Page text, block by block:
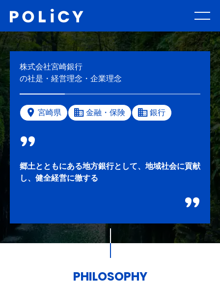
株式会社宮崎銀行
の社是・経営理念・企業理念
宮崎県 金融・保険 銀行
郷土とともにある地方銀行として、地域社会に貢献
し、健全経営に徹する
PHILOSOPHY